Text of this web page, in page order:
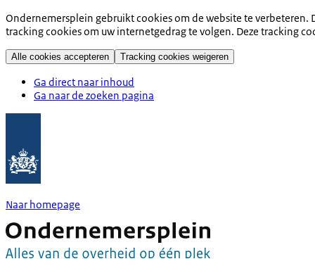
Ondernemersplein gebruikt cookies om de website te
tracking cookies om uw internetgedrag te volgen. Deze tracking
Alle cookies accepteren Tracking cookies weigeren
Ga direct naar inhoud
Ga naar de zoeken pagina
Naar homepage